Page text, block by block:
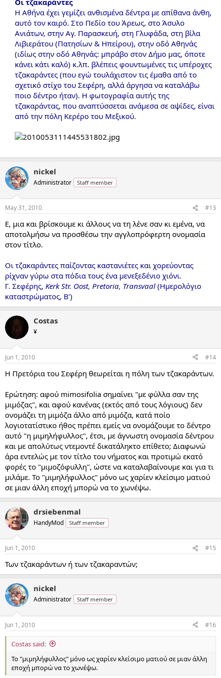
Η Αθήνα έχει γεμίζει ανθισμένα δέντρα με απίθανα άνθη,
αυτό τον καιρό. Στο Πεδίο του Άρεως, στο Άσυλο
Ανιάτων, στην Αγ. Παρασκευή, στη Γλυφάδα, στη βίλα
Λιβιεράτου (Πατησίων & Ηπείρου), στην οδό Αθηνάς
(ιδίως στην οδό Αθηνάς: μπράβο στον Δήμο μας, όποτε
κάνει κάτι καλό) κ.λπ. βλέπεις φουντωμένες τις υπέροχες
τζακαράντες (που εγώ τουλάχιστον τις έμαθα από το
σχετικό στίχο του Σεφέρη, αλλά άργησα να καταλάβω
ποιο δέντρο ήταν). Η φωτογραφία αυτής της
τζακαράντας, που αναπτύσσεται ανάμεσα σε αψίδες, είναι
από την πόλη Κερέρο του Μεξικού.
nickel
Administrator Staff member
May 31, 2010 #13
Ε, μια και βρίσκουμε κι άλλους να τη λένε σαν κι εμένα, να
αποτολμήσω να προσθέσω την αγγλοπρόφερτη ονομασία
στον τίτλο.
Οι τζακαράντες παίζοντας καστανιέτες και χορεύοντας
ρίχναν γύρω στα πόδια τους ένα μενεξεδένιο χιόνι.
Γ. Σεφέρης, Kerk Str. Oost, Pretoria, Transvaal (Ημερολόγιο
καταστρώματος, Β’)
Costas
¥
Jun 1, 2010 #14
Η Πρετόρια του Σεφέρη θεωρείται η πόλη των τζακαράντων.
Ερώτηση: αφού mimosifolia σημαίνει "με φύλλα σαν της
μιμόζας", και αφού κανένας (εκτός από τους λόγιους) δεν
ονομάζει τη μιμόζα άλλο από μιμόζα, κατά ποίο
λογιοτατίστικο ήθος πρέπει εμείς να ονομάζουμε το δέντρο
αυτό "η μιμηλήφυλλος", έτσι, με άγνωστη ονομασία δέντρου
και με απολύτως ντεμοντέ δικατάληκτο επίθετο; Διαφωνώ
άρα εντελώς με τον τίτλο του νήματος και προτιμώ εκατό
φορές το "μιμοζόφυλλη", ώστε να καταλαβαίνουμε και για τι
μιλάμε. Το "μιμηλήφυλλος" μόνο ως χαρίεν κλείσιμο ματιού
σε μιαν άλλη εποχή μπορώ να το χωνέψω.
drsiebenmal
HandyMod Staff member
Jun 1, 2010 #15
Των τζακαράντων ή των τζακαραντών;
nickel
Administrator Staff member
Jun 1, 2010 #16
Costas said:
Το "μιμηλήφυλλος" μόνο ως χαρίεν κλείσιμο ματιού σε μιαν άλλη
εποχή μπορώ να το χωνέψω.